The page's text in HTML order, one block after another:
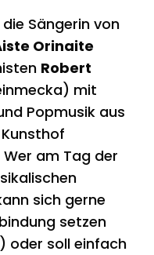
Sängerin von
Orinaite
Robert
mit
Popmusik aus
am Tag der
sich gerne
setzen
) oder soll einfach